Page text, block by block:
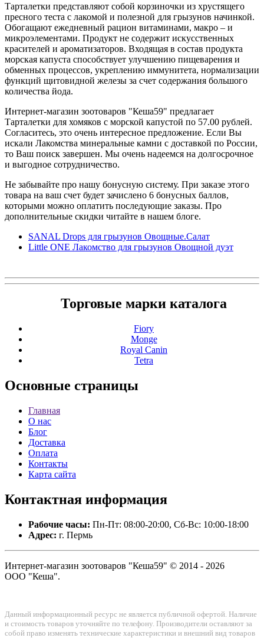
Тарталетки представляют собой корзиночки из хрустящего
пресного теста с лакомой и полезной для грызунов начинкой.
Обогащают ежедневный рацион витаминами, макро – и
микроэлементами. Продукт не содержит искусственных
красителей и ароматизаторов. Входящая в состав продукта
морская капуста способствует улучшению пищеварения и
обменных процессов, укреплению иммунитета, нормализации
функций щитовидной железы за счет содержания большого
количества йода.
Интернет-магазин зоотоваров "Кеша59" предлагает
Тарталетки для хомяков с морской капустой по 57.00 рублей.
Согласитесь, это очень интересное предложение. Если Вы
искали Лакомства минеральные камни с доставкой по России,
то Ваш поиск завершен. Мы очень надеемся на долгосрочное
и выгодное сотрудничество.
Не забывайте про нашу бонусную систему. При заказе этого
товара на ваш счет будет зачислено 6 бонусных баллов,
которыми можно оплатить последующие заказы. Про
дополнительные скидки читайте в нашем блоге.
SANAL Drops для грызунов Овощные.Салат
Little ONE Лакомство для грызунов Овощной дуэт
Торговые марки каталога
Fiory
Monge
Royal Canin
Tetra
Основные страницы
Главная
О нас
Блог
Доставка
Оплата
Контакты
Карта сайта
Контактная информация
Рабочие часы: Пн-Пт: 08:00-20:00, Сб-Вс: 10:00-18:00
Адрес: г. Пермь
Интернет-магазин зоотоваров "Кеша59" © 2014 - 2026
ООО "Кеша".
Данный информационный ресурс не является публичной офертой. Наличие
и стоимость товаров уточняйте по телефону. Производители оставляют за
собой право изменять технические характеристики и внешний вид товаров